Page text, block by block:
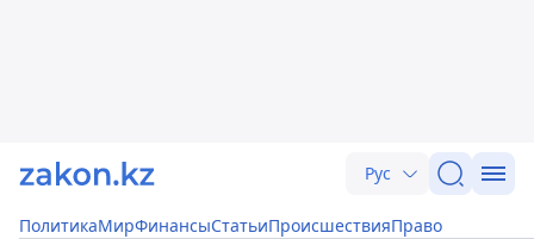
Рус
ПолитикаМирФинансыСтатьиПроисшествияПраво